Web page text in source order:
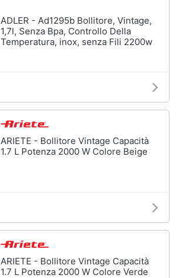
ADLER - Ad1295b Bollitore, Vintage,
1,7l, Senza Bpa, Controllo Della
Temperatura, inox, senza Fili 2200w
ARIETE - Bollitore Vintage Capacità
1.7 L Potenza 2000 W Colore Beige
ARIETE - Bollitore Vintage Capacità
1.7 L Potenza 2000 W Colore Verde